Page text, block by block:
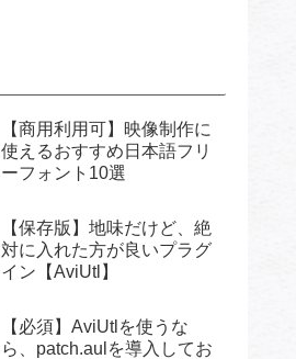
【商用利用可】映像制作に
使えるおすすめ日本語フリ
ーフォント10選
【保存版】地味だけど、絶
対に入れた方が良いプラグ
イン【AviUtl】
【必須】AviUtlを使うな
ら、patch.aulを導入してお